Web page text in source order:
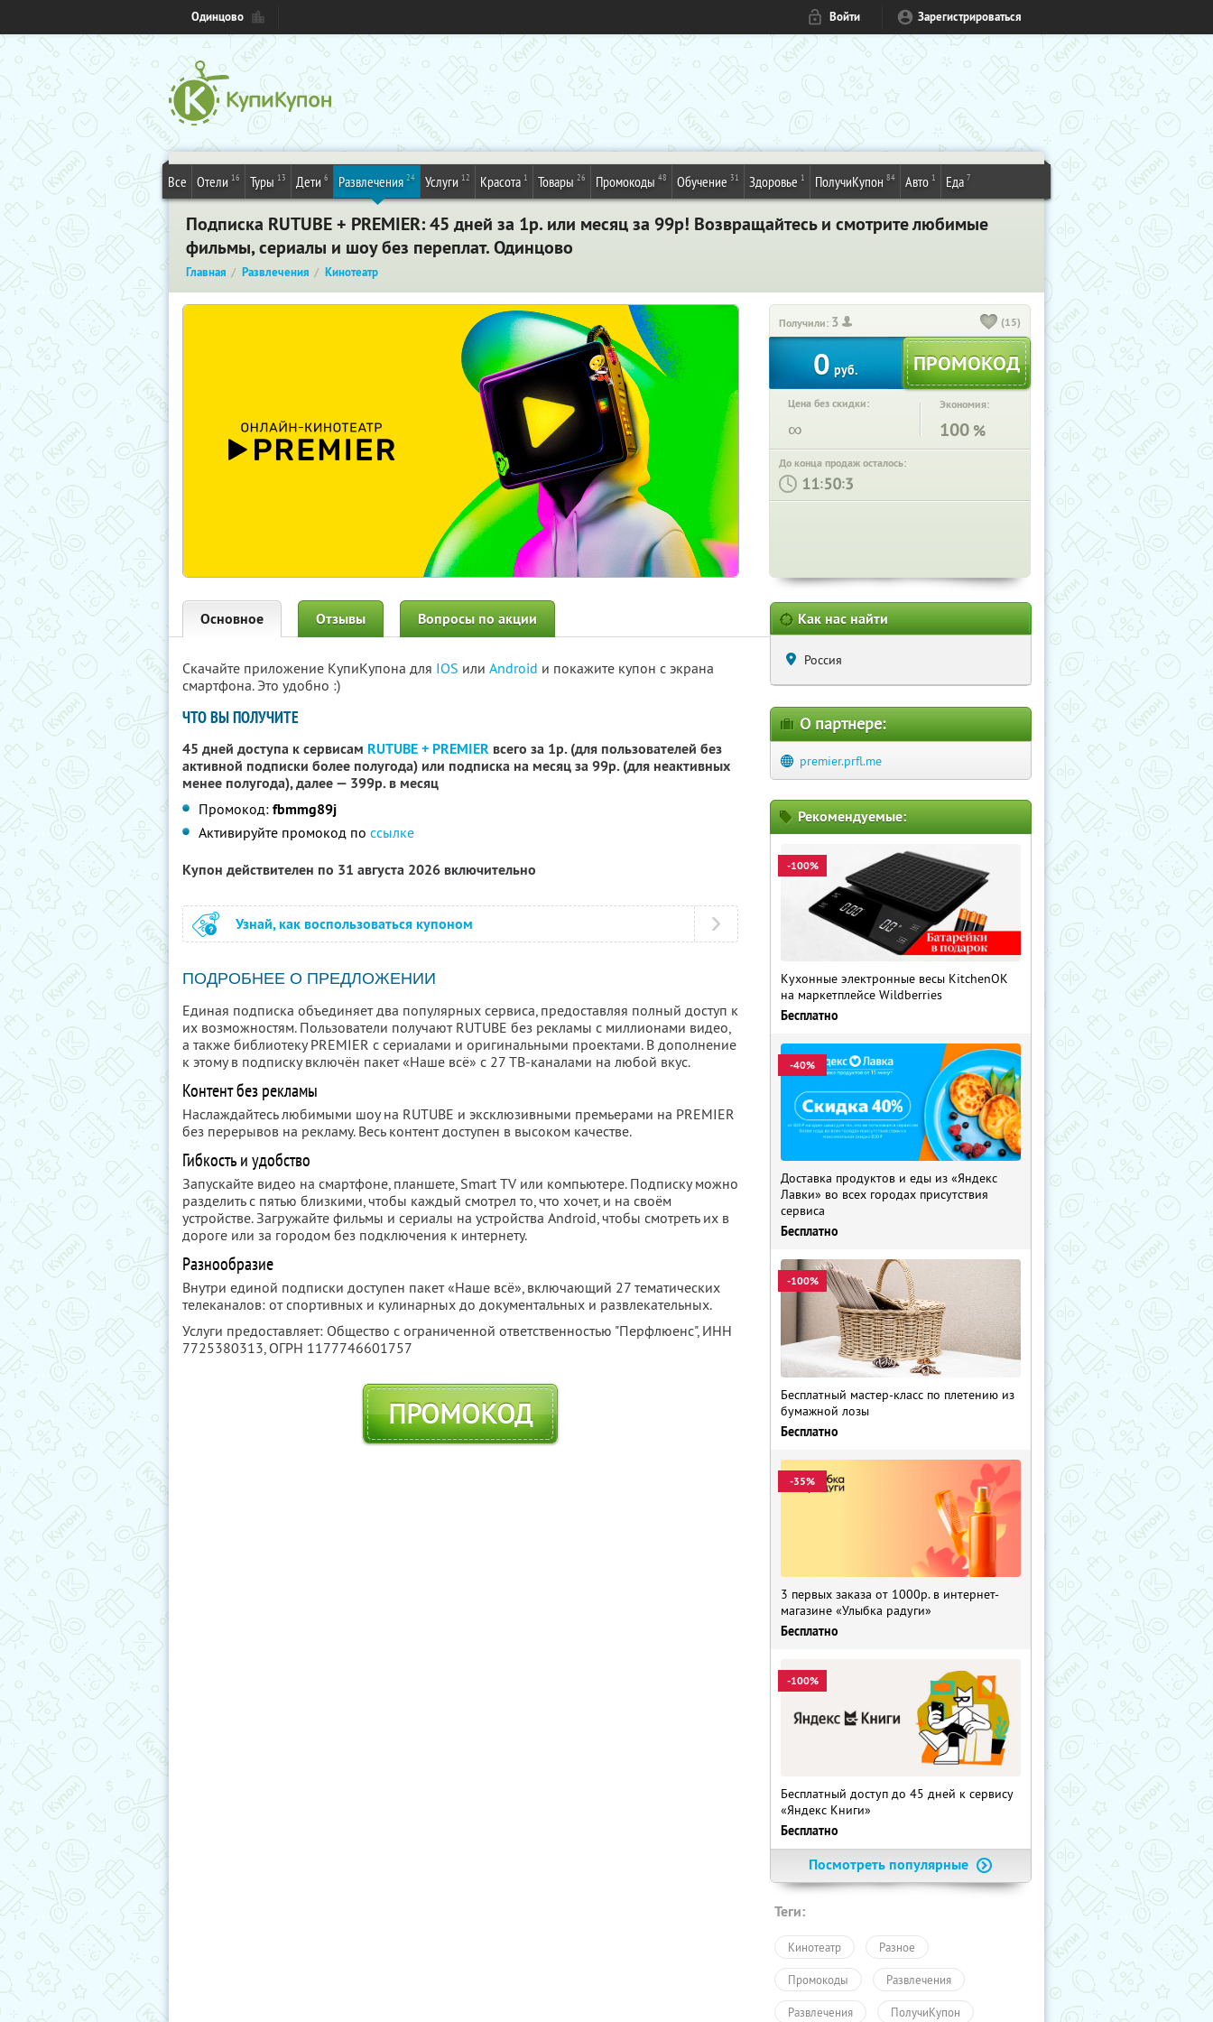
Одинцово Войти Зарегистрироваться
Все Отели 16 Туры 13 Дети 6 Развлечения 24 Услуги 12 Красота 1 Товары 26 Промокоды 48 Обучение 31 Здоровье 1 ПолучиКупон 84 Авто 1 Еда 7
Подписка RUTUBE + PREMIER: 45 дней за 1р. или месяц за 99р! Возвращайтесь и смотрите любимые
фильмы, сериалы и шоу без переплат. Одинцово
Главная Развлечения Кинотеатр
Получили: 3 (15)
0 руб.
Цена без скидки:
∞
Экономия:
100 %
До конца продаж осталось:
: :
Основное Отзывы Вопросы по акции
Скачайте приложение КупиКупона для IOS или Android и покажите купон с экрана
смартфона. Это удобно :)
ЧТО ВЫ ПОЛУЧИТЕ
45 дней доступа к сервисам RUTUBE + PREMIER всего за 1р. (для пользователей без
активной подписки более полугода) или подписка на месяц за 99р. (для неактивных
менее полугода), далее — 399р. в месяц
Промокод: fbmmg89j
Активируйте промокод по ссылке
Купон действителен по 31 августа 2026 включительно
Узнай, как воспользоваться купоном
ПОДРОБНЕЕ О ПРЕДЛОЖЕНИИ
Единая подписка объединяет два популярных сервиса, предоставляя полный доступ к
их возможностям. Пользователи получают RUTUBE без рекламы с миллионами видео,
а также библиотеку PREMIER с сериалами и оригинальными проектами. В дополнение
к этому в подписку включён пакет «Наше всё» с 27 ТВ-каналами на любой вкус.
Контент без рекламы
Наслаждайтесь любимыми шоу на RUTUBE и эксклюзивными премьерами на PREMIER
без перерывов на рекламу. Весь контент доступен в высоком качестве.
Гибкость и удобство
Запускайте видео на смартфоне, планшете, Smart TV или компьютере. Подписку можно
разделить с пятью близкими, чтобы каждый смотрел то, что хочет, и на своём
устройстве. Загружайте фильмы и сериалы на устройства Android, чтобы смотреть их в
дороге или за городом без подключения к интернету.
Разнообразие
Внутри единой подписки доступен пакет «Наше всё», включающий 27 тематических
телеканалов: от спортивных и кулинарных до документальных и развлекательных.
Услуги предоставляет: Общество с ограниченной ответственностью "Перфлюенс", ИНН
7725380313, ОГРН 1177746601757
ПРОМОКОД
Как нас найти
Россия
О партнере:
premier.prfl.me
Рекомендуемые:
-100%
Кухонные электронные весы KitchenOK
на маркетплейсе Wildberries
Бесплатно
-40%
Доставка продуктов и еды из «Яндекс
Лавки» во всех городах присутствия
сервиса
Бесплатно
-100%
Бесплатный мастер-класс по плетению из
бумажной лозы
Бесплатно
-35%
3 первых заказа от 1000р. в интернет-
магазине «Улыбка радуги»
Бесплатно
-100%
Бесплатный доступ до 45 дней к сервису
«Яндекс Книги»
Бесплатно
Посмотреть популярные
Теги:
Кинотеатр Разное
Промокоды Развлечения
Развлечения ПолучиКупон